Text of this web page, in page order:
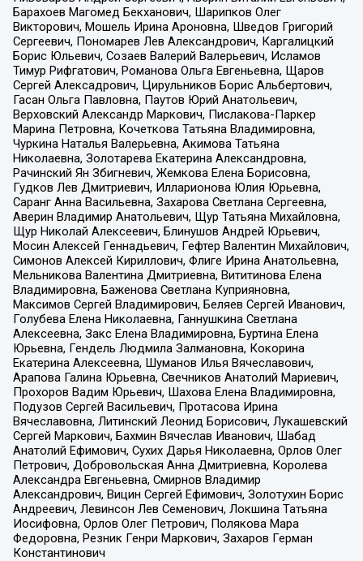
Барахоев Магомед Бекханович, Шарипков Олег
Викторович, Мошель Ирина Ароновна, Шведов Григорий
Сергеевич, Пономарев Лев Александрович, Каргалицкий
Борис Юльевич, Созаев Валерий Валерьевич, Исламов
Тимур Рифгатович, Романова Ольга Евгеньевна, Щаров
Сергей Алексадрович, Цирульников Борис Альбертович,
Гасан Ольга Павловна, Паутов Юрий Анатольевич,
Верховский Александр Маркович, Пислакова-Паркер
Марина Петровна, Кочеткова Татьяна Владимировна,
Чуркина Наталья Валерьевна, Акимова Татьяна
Николаевна, Золотарева Екатерина Александровна,
Рачинский Ян Збигневич, Жемкова Елена Борисовна,
Гудков Лев Дмитриевич, Илларионова Юлия Юрьевна,
Саранг Анна Васильевна, Захарова Светлана Сергеевна,
Аверин Владимир Анатольевич, Щур Татьяна Михайловна,
Щур Николай Алексеевич, Блинушов Андрей Юрьевич,
Мосин Алексей Геннадьевич, Гефтер Валентин Михайлович,
Симонов Алексей Кириллович, Флиге Ирина Анатольевна,
Мельникова Валентина Дмитриевна, Вититинова Елена
Владимировна, Баженова Светлана Куприяновна,
Максимов Сергей Владимирович, Беляев Сергей Иванович,
Голубева Елена Николаевна, Ганнушкина Светлана
Алексеевна, Закс Елена Владимировна, Буртина Елена
Юрьевна, Гендель Людмила Залмановна, Кокорина
Екатерина Алексеевна, Шуманов Илья Вячеславович,
Арапова Галина Юрьевна, Свечников Анатолий Мариевич,
Прохоров Вадим Юрьевич, Шахова Елена Владимировна,
Подузов Сергей Васильевич, Протасова Ирина
Вячеславовна, Литинский Леонид Борисович, Лукашевский
Сергей Маркович, Бахмин Вячеслав Иванович, Шабад
Анатолий Ефимович, Сухих Дарья Николаевна, Орлов Олег
Петрович, Добровольская Анна Дмитриевна, Королева
Александра Евгеньевна, Смирнов Владимир
Александрович, Вицин Сергей Ефимович, Золотухин Борис
Андреевич, Левинсон Лев Семенович, Локшина Татьяна
Иосифовна, Орлов Олег Петрович, Полякова Мара
Федоровна, Резник Генри Маркович, Захаров Герман
Константинович